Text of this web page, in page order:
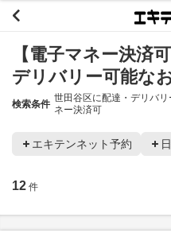
【電子マネー決済
デリバリー可能な
検索条件
世田谷区に配達・デリバリ
ネー決済可
エキテンネット予約
12 件